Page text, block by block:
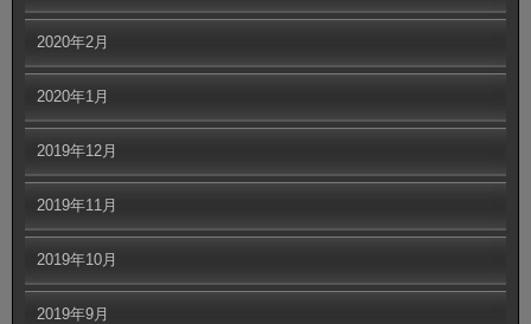
2020年2月
2020年1月
2019年12月
2019年11月
2019年10月
2019年9月